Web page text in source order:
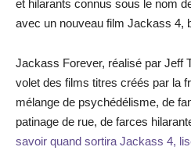
et hilarants connus sous le nom
avec un nouveau film Jackass 4,
Jackass Forever, réalisé par Jeff
volet des films titres créés par la
mélange de psychédélisme, de
patinage de rue, de farces
savoir quand sortira Jackass 4,